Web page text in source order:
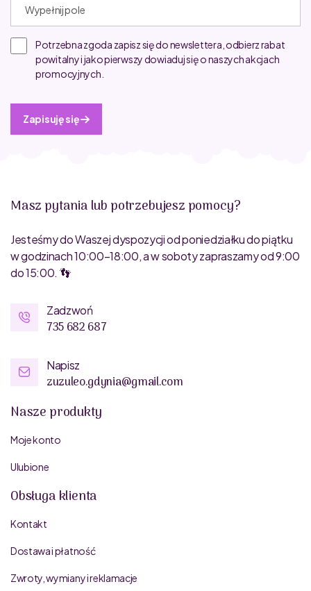
Potrzebna zgoda zapisz się do newslettera, odbierz rabat
powitalny i jako pierwszy dowiaduj się o naszych akcjach
promocyjnych.
Zapisuję się
Masz pytania lub potrzebujesz pomocy?
Jesteśmy do Waszej dyspozycji od poniedziałku do piątku
w godzinach 10:00–18:00, a w soboty zapraszamy od 9:00
do 15:00. 👣
Zadzwoń
735 682 687
Napisz
zuzuleo.gdynia@gmail.com
Nasze produkty
Moje konto
Ulubione
Obsługa klienta
Kontakt
Dostawa i płatność
Zwroty, wymiany i reklamacje